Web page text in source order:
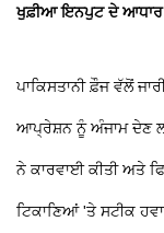
ਖੁਫ਼ੀਆ ਇਨਪੁਟ ਦੇ ਆਧਾਰ
ਪਾਕਿਸਤਾਨੀ ਫ਼ੌਜ ਵੱਲੋਂ
ਆਪ੍ਰੇਸ਼ਨ ਨੂੰ ਅੰਜਾਮ ਦੇਣ
ਨੇ ਕਾਰਵਾਈ ਕੀਤੀ ਅਤੇ
ਟਿਕਾਣਿਆਂ 'ਤੇ ਸਟੀਕ